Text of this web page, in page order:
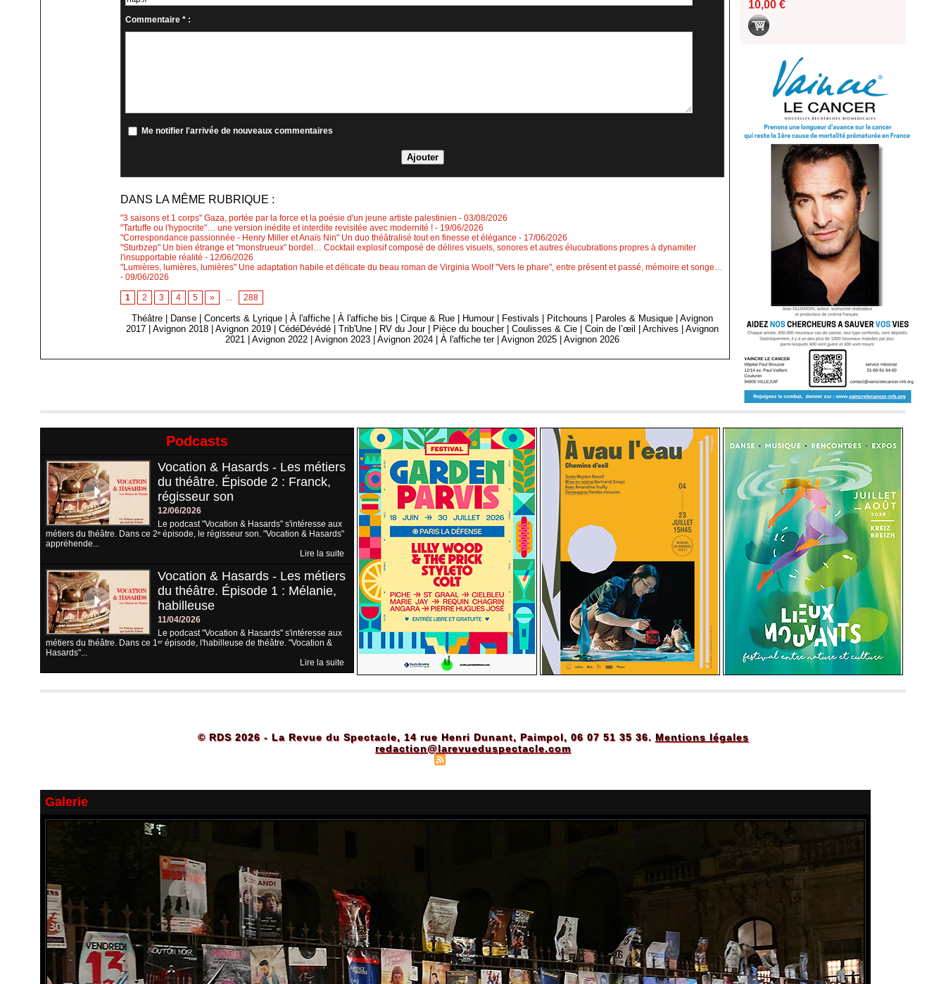
Commentaire * :
Me notifier l'arrivée de nouveaux commentaires
DANS LA MÊME RUBRIQUE :
"3 saisons et 1 corps" Gaza, portée par la force et la poésie d'un jeune artiste palestinien - 03/08/2026
"Tartuffe ou l'hypocrite"… une version inédite et interdite revisitée avec modernité ! - 19/06/2026
"Correspondance passionnée - Henry Miller et Anaïs Nin" Un duo théâtralisé tout en finesse et élégance - 17/06/2026
"Sturbzep" Un bien étrange et "monstrueux" bordel… Cocktail explosif composé de délires visuels, sonores et autres élucubrations propres à dynamiter
l'insupportable réalité - 12/06/2026
"Lumières, lumières, lumières" Une adaptation habile et délicate du beau roman de Virginia Woolf "Vers le phare", entre présent et passé, mémoire et songe…
- 09/06/2026
1 2 3 4 5 » ... 288
Théâtre Danse |Concerts & Lyrique |À l'affiche |À l'affiche bis |Cirque & Rue Humour Festivals Pitchouns Paroles & Musique |Avignon
2017
|Avignon 2018 |Avignon 2019 |CédéDévédé |Trib'Une RV du Jour Pièce du boucher |Coulisses & Cie |Coin de l’œil |Archives |Avignon
2021
|Avignon 2022 |Avignon 2023 |Avignon 2024 |À l'affiche ter |Avignon 2025 |Avignon 2026
10,00 €
Podcasts
Vocation & Hasards - Les métiers
du théâtre. Épisode 2 : Franck,
régisseur son
12/06/2026
Le podcast "Vocation & Hasards" s'intéresse aux
métiers du théâtre. Dans ce 2ᵉ épisode, le régisseur son. "Vocation & Hasards"
appréhende...
Lire la suite
Vocation & Hasards - Les métiers
du théâtre. Épisode 1 : Mélanie,
habilleuse
11/04/2026
Le podcast "Vocation & Hasards" s'intéresse aux
métiers du théâtre. Dans ce 1ᵉʳ épisode, l'habilleuse de théâtre. "Vocation &
Hasards"...
Lire la suite
© RDS 2026 - La Revue du Spectacle, 14 rue Henri Dunant, Paimpol, 06 07 51 35 36. Mentions légales
redaction@larevueduspectacle.com
Galerie